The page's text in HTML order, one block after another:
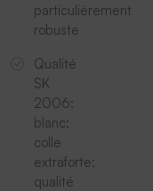
particulièrement
robuste
Qualité
SK
2006:
blanc;
colle
extraforte;
qualité